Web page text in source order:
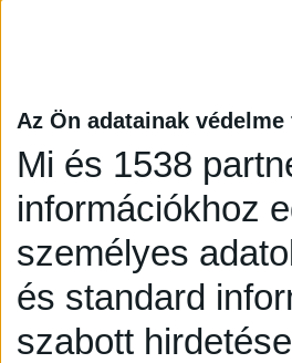
Az Ön adatainak
Mi és 1538
információkhoz
személyes
és standard
szabott